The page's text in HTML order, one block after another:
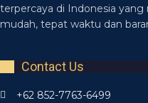
terpercaya di Indonesia
mudah, tepat waktu dan
Contact Us
+62 852-7763-6499